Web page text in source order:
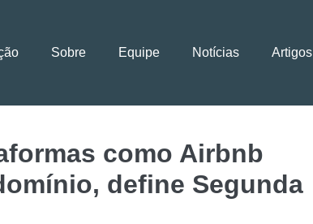
Sobre Equipe Notícias Artigos
como Airbnb
define Segunda